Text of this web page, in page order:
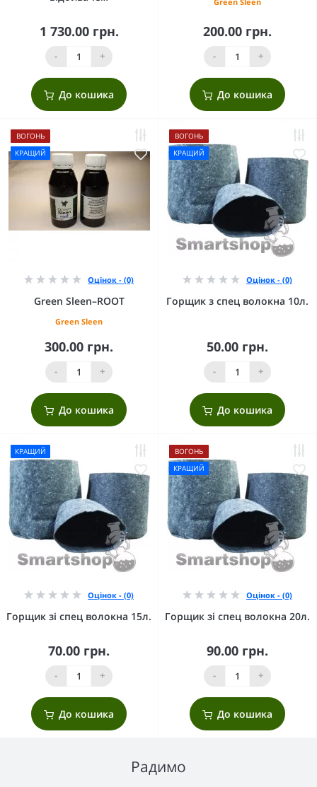
1 730.00 грн.
- +
До кошика
200.00 грн.
- +
До кошика
ВОГОНЬ
КРАЩИЙ
Оцінок - (0)
Green Sleen–ROOT
Green Sleen
300.00 грн.
- +
До кошика
ВОГОНЬ
КРАЩИЙ
Оцінок - (0)
Горщик з спец волокна 10л.
50.00 грн.
- +
До кошика
КРАЩИЙ
Оцінок - (0)
Горщик зі спец волокна 15л.
70.00 грн.
- +
До кошика
ВОГОНЬ
КРАЩИЙ
Оцінок - (0)
Горщик зі спец волокна 20л.
90.00 грн.
- +
До кошика
Радимо